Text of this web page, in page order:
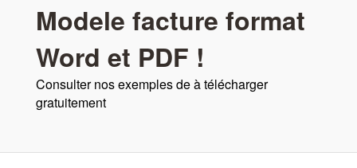
Modele facture format
Word et PDF !
Consulter nos exemples de à télécharger
gratuitement